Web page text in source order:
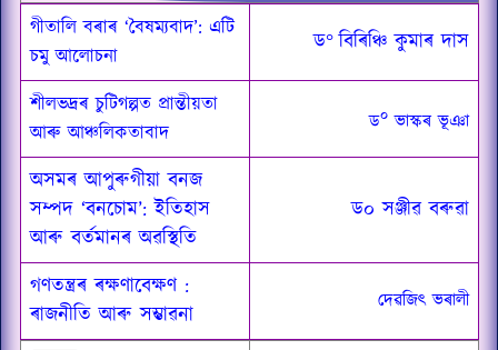
গীতালি বৰাৰ ‘বৈষম্যবাদ’: এটি
চমু আলোচনা
ড°বিৰিঞ্চি কুমাৰ দাস
শীলভদ্ৰৰ চুটিগল্পত প্ৰান্তীয়তা
আৰু আঞ্চলিকতাবাদ
ড০ভাস্কৰ ভূঞা
অসমৰ আপুৰুগীয়া বনজ
সম্পদ ‘বনচোম’: ইতিহাস
আৰু বৰ্তমানৰ অৱস্থিতি
ড০ সঞ্জীৱ বৰুৱা
গণতন্ত্ৰৰ ৰক্ষণাবেক্ষণ :
ৰাজনীতি আৰু সম্ভাৱনা
দেৱজিৎ ভৰালী